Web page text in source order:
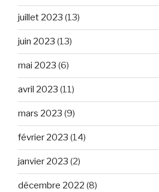
juillet 2023 (13)
juin 2023 (13)
mai 2023 (6)
avril 2023 (11)
mars 2023 (9)
février 2023 (14)
janvier 2023 (2)
décembre 2022 (8)